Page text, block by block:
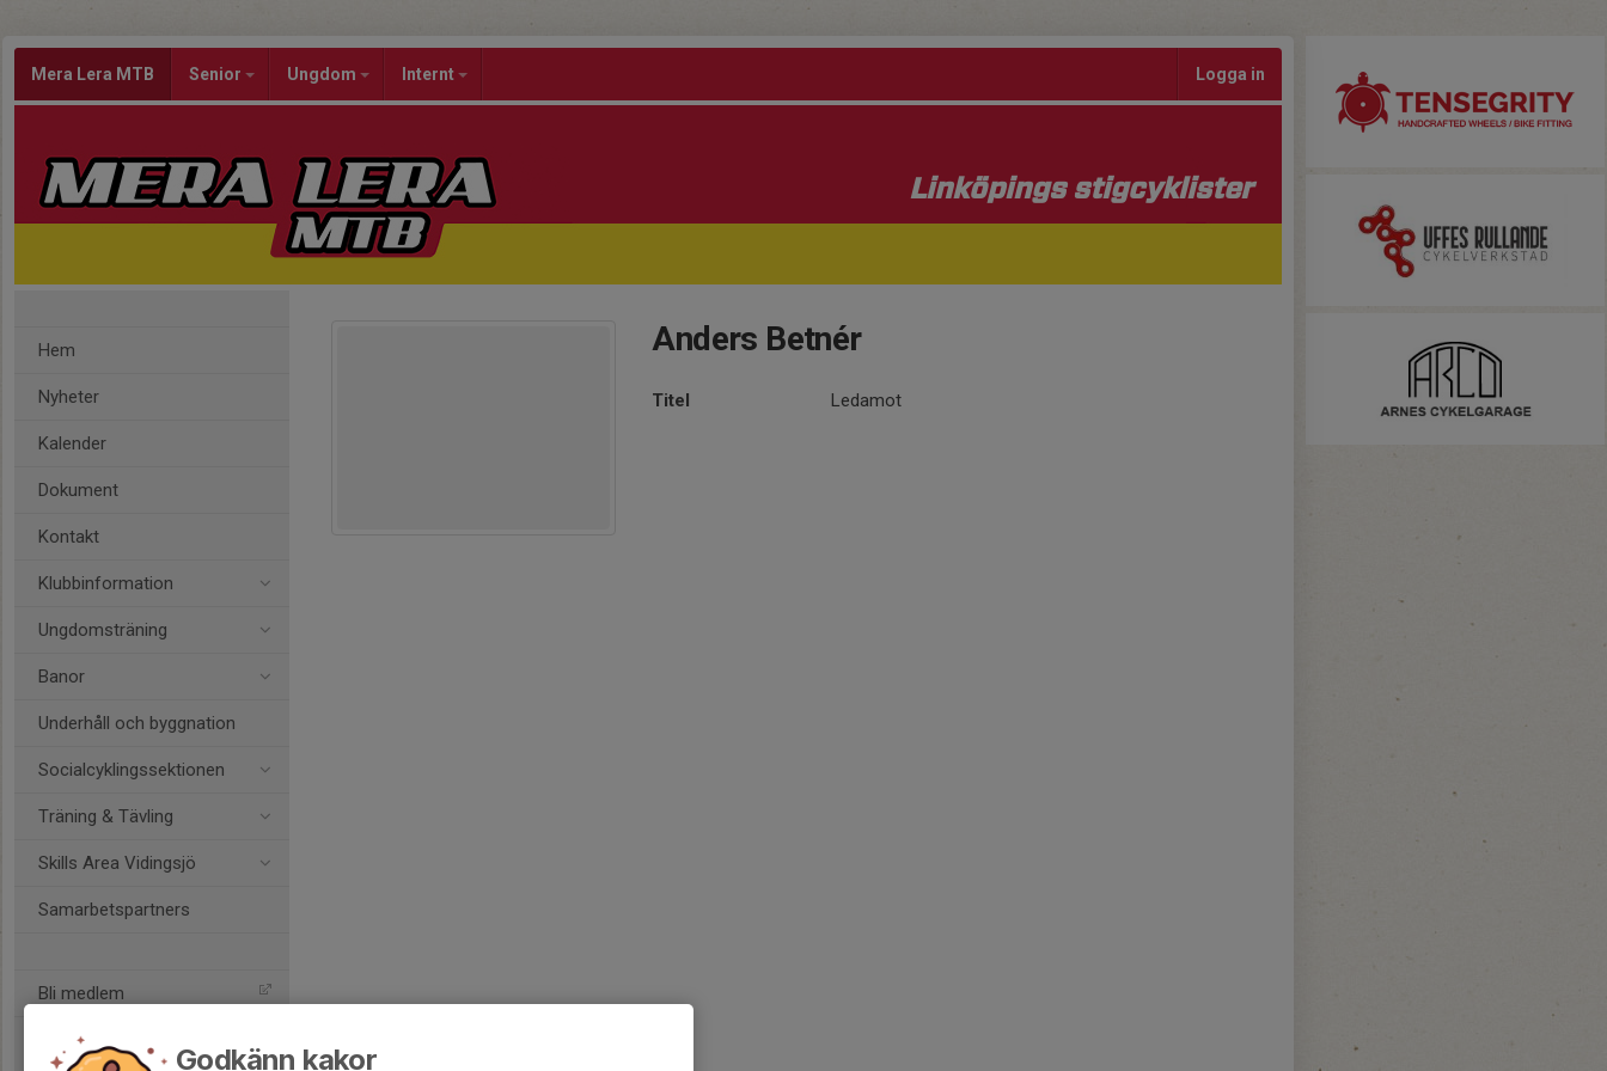
Mera Lera MTB Senior Ungdom Internt Logga in
Linköpings stigcyklister
Hem
Nyheter
Kalender
Dokument
Kontakt
Klubbinformation
Ungdomsträning
Banor
Underhåll och byggnation
Socialcyklingssektionen
Träning & Tävling
Skills Area Vidingsjö
Samarbetspartners
Bli medlem
Anders Betnér
Titel Ledamot
Godkänn kakor